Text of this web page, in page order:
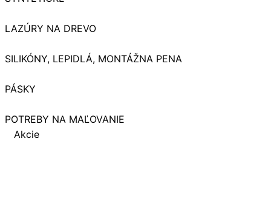
LAZÚRY NA DREVO
SILIKÓNY, LEPIDLÁ, MONTÁŽNA PENA
PÁSKY
POTREBY NA MAĽOVANIE
Akcie